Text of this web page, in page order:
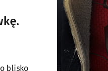
blisko